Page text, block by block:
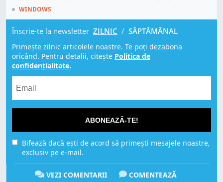
WINDOWS
Înscrie-te la newsletter ZILNIC / SĂPTĂMÂNAL
Primește zilnic articolele noastre. Te poți dezabona
oricând. Pentru detalii, citește Politica de
confidențialitate.
ABONEAZĂ-TE!
Bifează dacă ești de acord să primești mesajele noastre,
exclusiv pe e-mail.
VEZI COMENTARII COMENTEAZĂ